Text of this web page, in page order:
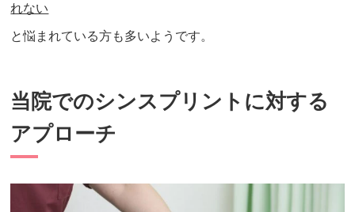
れない
と悩まれている方も多いようです。
当院でのシンスプリントに対する
アプローチ